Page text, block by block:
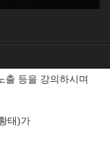
출 등을 강의하시며
태)가